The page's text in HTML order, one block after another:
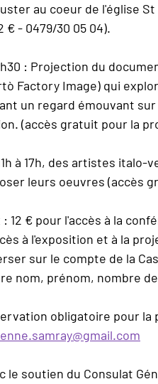
au coeur de l'église
€ - 0479/30 05 04).
: Projection du
Factory Image) qui
un regard émouvant
(accès gratuit pour la
à 17h, des artistes
leurs oeuvres (accès
: 12 € pour l'accès à la
à l'exposition et à la
sur le compte de la
nom, prénom, nombre
obligatoire pour la
le soutien du Consulat